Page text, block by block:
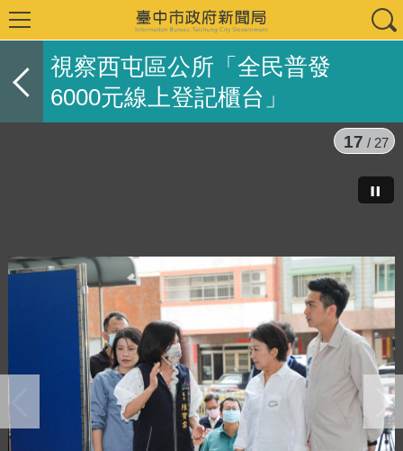
視察西屯區公所「全民普發
6000元線上登記櫃台」
17 / 27